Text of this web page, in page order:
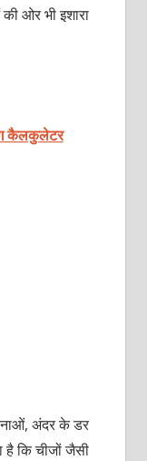
ओर भी इशारा
कैलकुलेटर
अंदर के डर
है कि चीजों जैसी